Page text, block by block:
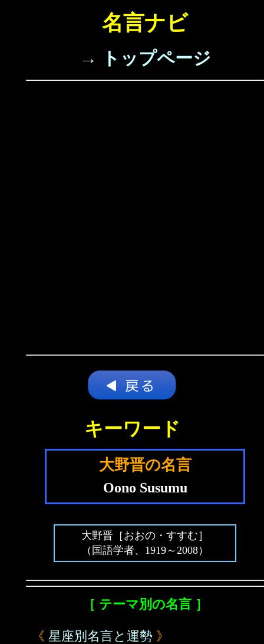
名言ナビ
→ トップページ
キーワード
大野晋の名言
Oono Susumu
大野晋［おおの・すすむ］
（国語学者、1919～2008）
［ テーマ別の名言 ］
《 星座別名言と運勢 》